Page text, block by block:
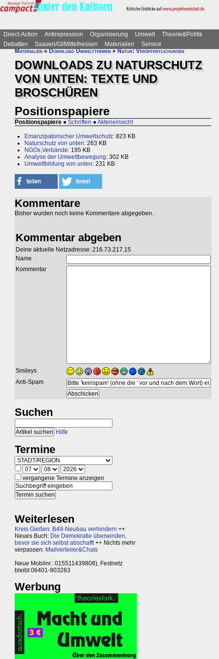
Direct-Action Antirepression Organisierung Umwelt
Theorie&Politik
Debatten
Saasen/GI/Mittelhessen Materialien
Service
Materialien»Download Umweltthemen»Natur: Veröffentlichungen
DOWNLOADS ZU NATURSCHUTZ
VON UNTEN: TEXTE UND
BROSCHÜREN
Positionspapiere
Positionspapiere ● Schriften ●Akteneinsicht
Emanzipatorischer Umweltschutz: 823 KB
Naturschutz von unten: 263 KB
NGOs,Verbände: 195 KB
Analyse der Umweltbewegung: 302 KB
Umweltbildung von unten: 231 KB
Kommentare
Bisher wurden noch keine Kommentare abgegeben.
Kommentar abgeben
Deine aktuelle Netzadresse: 216.73.217.15
Name
Kommentar
Smileys
Anti-Spam
Suchen
Hilfe
Termine
vergangene Termine anzeigen
Weiterlesen
Kreis Gießen: B49-Neubau verhindern ++
Neues Buch: Die Demokratie überwinden,
bevor sie sich selbst abschafft++ Nichts mehr
verpassen: Mailverteiler&Chats
Neue Mobilnr.: 015511439808), Festnetz
bleibt 06401-903283
Werbung